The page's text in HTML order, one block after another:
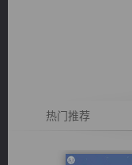
热门推荐